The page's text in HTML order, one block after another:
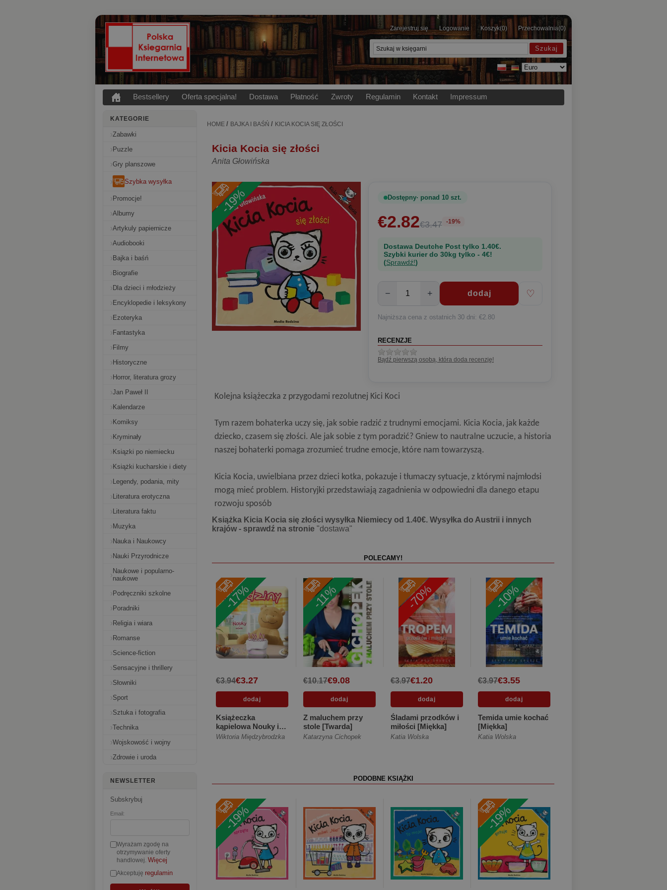
Zarejestruj się Logowanie Koszyk(0) Przechowalnia(0)
Bestsellery Oferta specjalna! Dostawa Płatność Zwroty Regulamin Kontakt Impressum
KATEGORIE
Zabawki
Puzzle
Gry planszowe
Szybka wysyłka
Promocje!
Albumy
Artykuly papiernicze
Audiobooki
Bajka i baśń
Biografie
Dla dzieci i młodzieży
Encyklopedie i leksykony
Ezoteryka
Fantastyka
Filmy
Historyczne
Horror, literatura grozy
Jan Paweł II
Kalendarze
Komiksy
Kryminały
Ksiązki po niemiecku
Książki kucharskie i diety
Legendy, podania, mity
Literatura erotyczna
Literatura faktu
Muzyka
Nauka i Naukowcy
Nauki Przyrodnicze
Naukowe i popularno-
naukowe
Podręczniki szkolne
Poradniki
Religia i wiara
Romanse
Science-fiction
Sensacyjne i thrillery
Słowniki
Sport
Sztuka i fotografia
Technika
Wojskowość i wojny
Zdrowie i uroda
NEWSLETTER
Subskrybuj
Email:
Wyrażam zgodę na
otrzymywanie oferty
handlowej. Więcej
Akceptuję regulamin
HOME / BAJKA I BAŚŃ / KICIA KOCIA SIĘ ZŁOŚCI
Kicia Kocia się złości
Anita Głowińska
-19% Dostępny ponad 10 szt.
€2.82€3.47 -19%
Dostawa Deutche Post tylko 1.40€.
Szybki kurier do 30kg tylko - 4€!
(Sprawdź!)
− + ♡
Najniższa cena z ostatnich 30 dni: €2.80
RECENZJE
Bądź pierwszą osobą, która doda recenzję!
Kolejna książeczka z przygodami rezolutnej Kici Koci
Tym razem bohaterka uczy się, jak sobie radzić z trudnymi emocjami. Kicia Kocia, jak każde
dziecko, czasem się złości. Ale jak sobie z tym poradzić? Gniew to nautralne uczucie, a historia
naszej bohaterki pomaga zrozumieć trudne emocje, które nam towarzyszą.
Kicia Kocia, uwielbiana przez dzieci kotka, pokazuje i tłumaczy sytuacje, z którymi najmłodsi
mogą mieć problem. Historyjki przedstawiają zagadnienia w odpowiedni dla danego etapu
rozwoju sposób
Książka Kicia Kocia się złości wysyłka Niemiecy od 1.40€. Wysyłka do Austrii i innych
krajów - sprawdź na stronie "dostawa"
POLECAMY!
-17%
€3.27
€3.94
Książeczka
kąpielowa Nouky i
przyjaciele Urodziny
Wiktoria Międzybrodzka
-11%
€9.08
€10.17
Z maluchem przy
stole [Twarda]
Katarzyna Cichopek
-70%
€1.20
€3.97
Śladami przodków i
miłości [Miękka]
Katia Wolska
-10%
€3.55
€3.97
Temida umie kochać
[Miękka]
Katia Wolska
PODOBNE KSIĄŻKI
-19% -19%